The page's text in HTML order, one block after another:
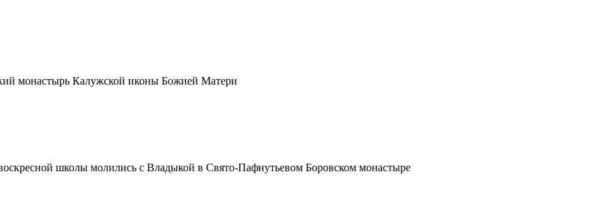
монастырь Калужской иконы Божией Матери
школы молились с Владыкой в Свято-Пафнутьевом Боровском монастыре